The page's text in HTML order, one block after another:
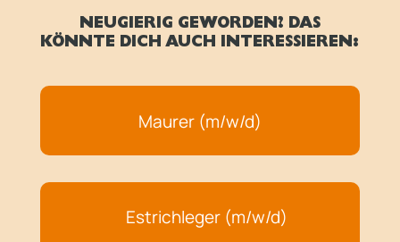
NEUGIERIG GEWORDEN? DAS
KÖNNTE DICH AUCH INTERESSIEREN:
Maurer (m/w/d)
Estrichleger (m/w/d)